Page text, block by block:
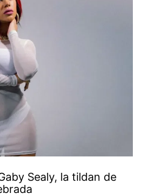
Sealy, la tildan de